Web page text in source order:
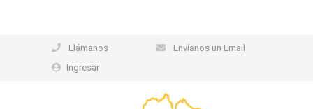
Llámanos
Envíanos un Email
Ingresar